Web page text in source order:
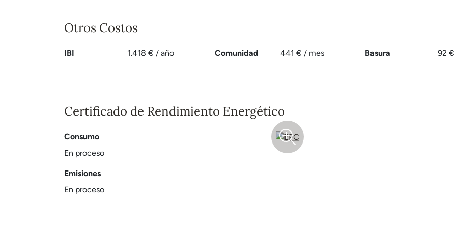
Otros Costos
IBI 1.418 € / año Comunidad 441 € / mes Basura 92 €
Certificado de Rendimiento Energético
Consumo
En proceso
Emisiones
En proceso